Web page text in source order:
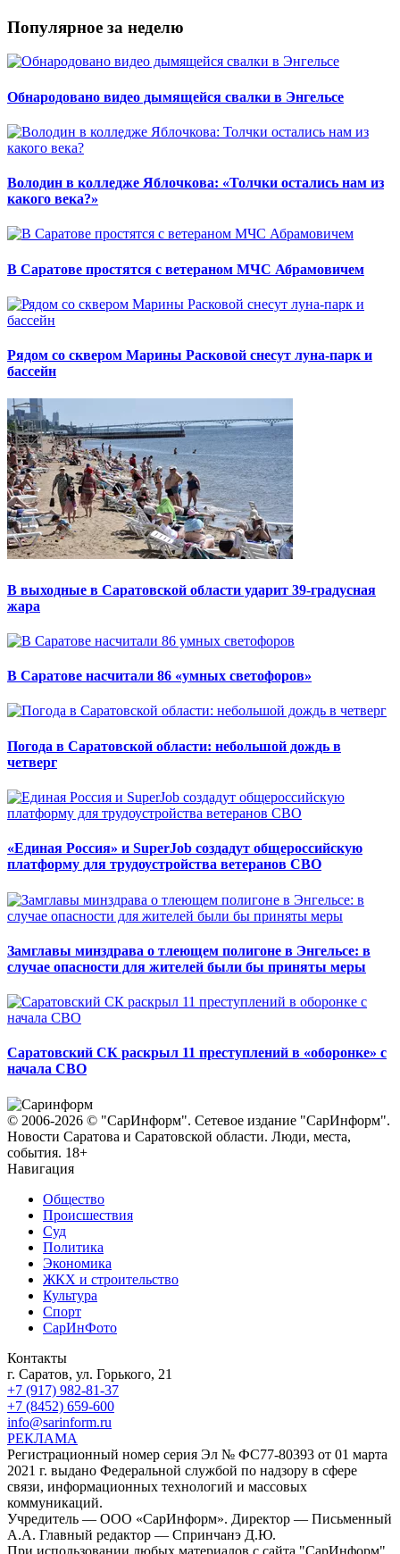
Популярное за неделю
Обнародовано видео дымящейся свалки в Энгельсе
Володин в колледже Яблочкова: «Толчки остались нам из
какого века?»
В Саратове простятся с ветераном МЧС Абрамовичем
Рядом со сквером Марины Расковой снесут луна-парк и
бассейн
В выходные в Саратовской области ударит 39-градусная
жара
В Саратове насчитали 86 «умных светофоров»
Погода в Саратовской области: небольшой дождь в
четверг
«Единая Россия» и SuperJob создадут общероссийскую
платформу для трудоустройства ветеранов СВО
Замглавы минздрава о тлеющем полигоне в Энгельсе: в
случае опасности для жителей были бы приняты меры
Саратовский СК раскрыл 11 преступлений в «оборонке» с
начала СВО
© 2006-2026 © "СарИнформ". Сетевое издание "СарИнформ".
Новости Саратова и Саратовской области. Люди, места,
события. 18+
Навигация
Общество
Происшествия
Суд
Политика
Экономика
ЖКХ и строительство
Культура
Спорт
СарИнФото
Контакты
г. Саратов, ул. Горького, 21
+7 (917) 982-81-37
+7 (8452) 659-600
info@sarinform.ru
РЕКЛАМА
Регистрационный номер серия Эл № ФС77-80393 от 01 марта
2021 г. выдано Федеральной службой по надзору в сфере
связи, информационных технологий и массовых
коммуникаций.
Учредитель — ООО «СарИнформ». Директор — Письменный
А.А. Главный редактор — Спринчанэ Д.Ю.
При использовании любых материалов с сайта "СарИнформ"